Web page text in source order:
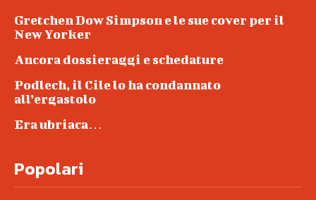
Gretchen Dow Simpson e le sue cover per il
New Yorker
Ancora dossieraggi e schedature
Podlech, il Cile lo ha condannato
all’ergastolo
Era ubriaca…
Popolari